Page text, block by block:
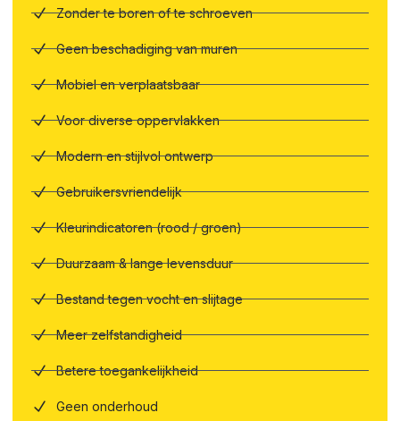
Zonder te boren of te schroeven
Geen beschadiging van muren
Mobiel en verplaatsbaar
Voor diverse oppervlakken
Modern en stijlvol ontwerp
Gebruikersvriendelijk
Kleurindicatoren (rood / groen)
Duurzaam & lange levensduur
Bestand tegen vocht en slijtage
Meer zelfstandigheid
Betere toegankelijkheid
Geen onderhoud